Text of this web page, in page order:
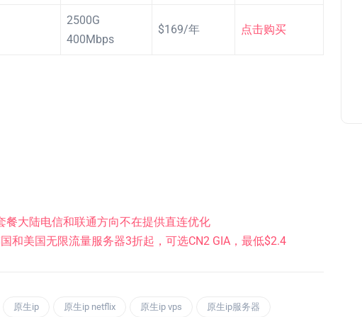
2500G
400Mbps
$169/年 点击购买
餐大陆电信和联通方向不在提供直连优化
和美国无限流量服务器3折起，可选CN2 GIA，最低$2.4
原生ip 原生ip netflix 原生ip vps 原生ip服务器